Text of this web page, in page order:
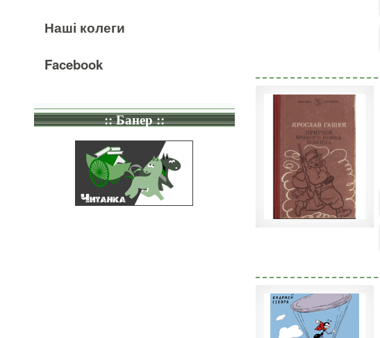
Наші колеги
Facebook
:: Банер ::